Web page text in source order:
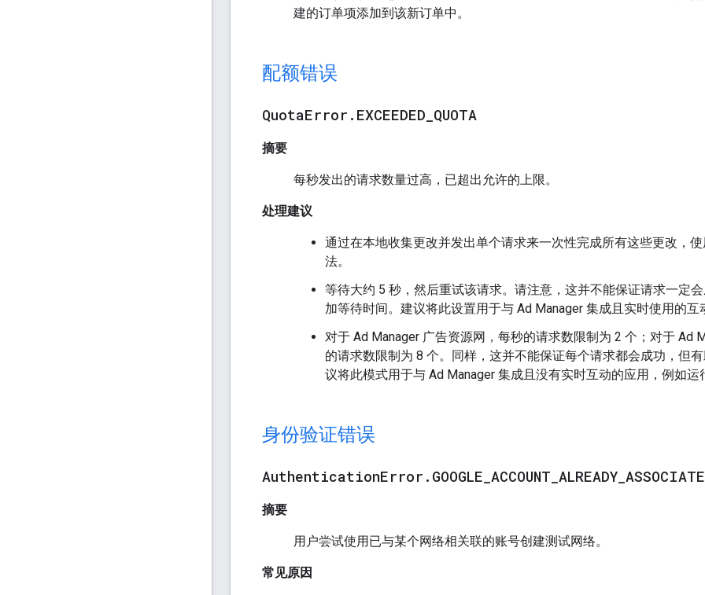
建的订单项添加到该新订单中。
配额错误
QuotaError . EXCEEDED QUOTA
摘要
每秒发出的请求数量过高，已超出允许的上限。
处理建议
通过在本地收集更改并发出单个请求来一次性完成所有这些更改，使
法。
等待大约 5 秒，然后重试该请求。请注意，这并不能保证请求一定
加等待时间。建议将此设置用于与 Ad Manager 集成且实时使用的互
对于 Ad Manager 广告资源网，每秒的请求数限制为 2 个；对于 Ad
的请求数限制为 8 个。同样，这并不能保证每个请求都会成功，但
议将此模式用于与 Ad Manager 集成且没有实时互动的应用，例如运
身份验证错误
AuthenticationError . GOOGLE ACCOUNT ALREADY
摘要
用户尝试使用已与某个网络相关联的账号创建测试网络。
常见原因